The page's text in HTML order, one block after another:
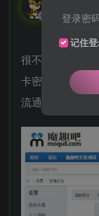
酒醒只在
很不错的红包卡
卡密红包，用户
流通。
登录密
记住